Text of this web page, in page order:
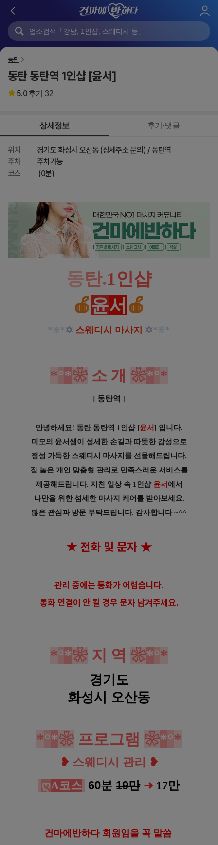
로
동탄
동탄 동탄역 1인샵 [윤서]
5.0후기32
상세정보 후기·댓글
위치
경기도 화성시 오산동 (상세주소 문의) / 동탄역
주차
주차가능
코스
(0분)
동탄.1인샵
🍎윤서 🍎
* *✡ 스웨디시 마사지 ✡* *
*°*❀ 소 개 ❀*°*
[ 동탄역 ]
안녕하세요! 동탄 동탄역 1인샵 [윤서] 입니다.
미모의 윤서쌤이 섬세한 손길과 따뜻한 감성으로
정성 가득한 스웨디시 마사지를 선물해드립니다.
질 높은 개인 맞춤형 관리로 만족스러운 서비스를
제공해드립니다. 지친 일상 속 1인샵 윤서 에서
나만을 위한 섬세한 마사지 케어를 받아보세요.
많은 관심과 방문 부탁드립니다. 감사합니다 ~^^
★ 전화 및 문자 ★
관리 중에는 통화가 어렵습니다.
통화 연결이 안 될 경우 문자 남겨주세요.
*°*❀ 지 역 ❀*°*
경기도
화성시 오산동
*°*❀ 프로그램 ❀*°*
❥ 스웨디시 관리
❥
ღA코스 60분 19만 ➜ 17만
건마에반하다 회원임을 꼭 말씀